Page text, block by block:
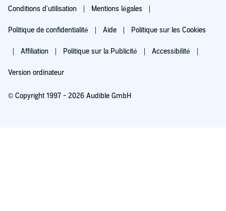
Conditions d'utilisation Mentions légales
Politique de confidentialité Aide Politique sur les Cookies
Affiliation Politique sur la Publicité Accessibilité
Version ordinateur
© Copyright 1997 - 2026 Audible GmbH